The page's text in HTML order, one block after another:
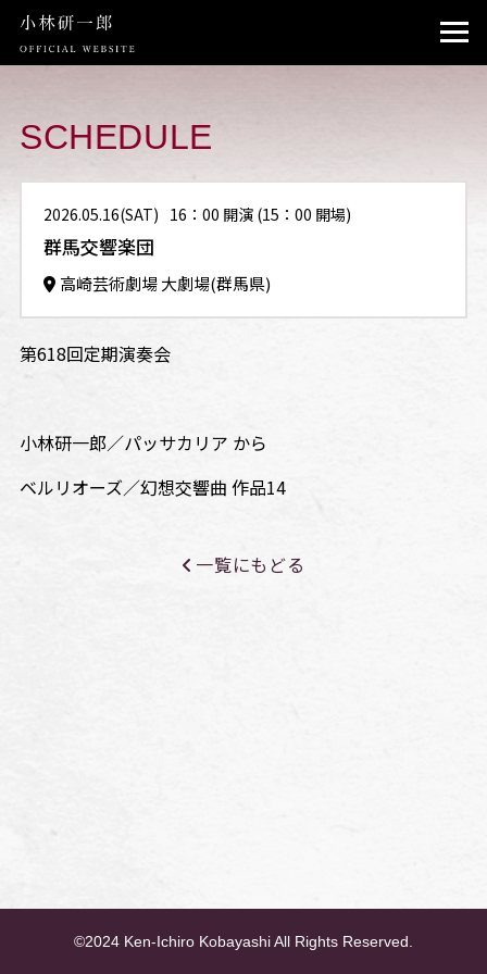
TOP
SCHEDULE
CONTACT
SCHEDULE
2026.05.16(SAT) 16：00 開演 (15：00 開場)
群馬交響楽団
高崎芸術劇場 大劇場(群馬県)
第618回定期演奏会
小林研一郎／パッサカリア から
ベルリオーズ／幻想交響曲 作品14
一覧にもどる
©2024 Ken-Ichiro Kobayashi All Rights Reserved.